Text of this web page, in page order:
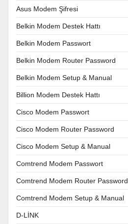
Asus Modem Şifresi
Belkin Modem Destek Hattı
Belkin Modem Passwort
Belkin Modem Router Password
Belkin Modem Setup & Manual
Billion Modem Destek Hattı
Cisco Modem Passwort
Cisco Modem Router Password
Cisco Modem Setup & Manual
Comtrend Modem Passwort
Comtrend Modem Router Password
Comtrend Modem Setup & Manual
D-LİNK